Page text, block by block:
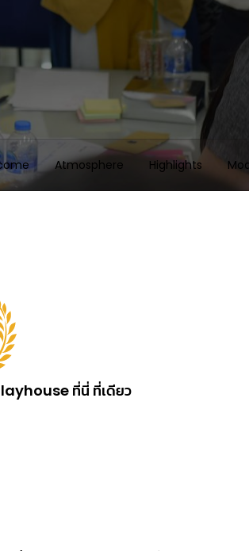
Atmosphere Highlights
ที่นี่ ที่เดียว